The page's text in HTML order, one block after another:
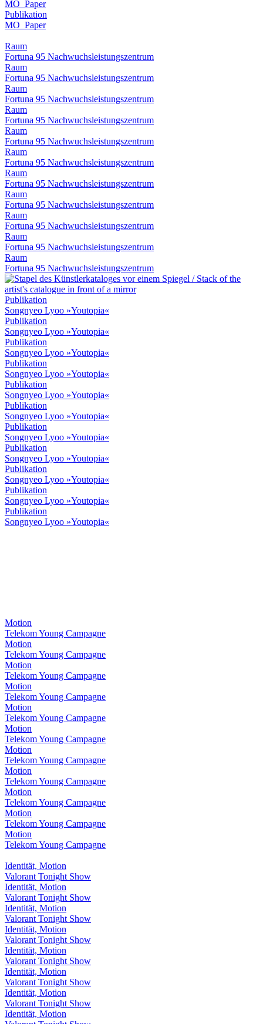
MO_Paper
Publikation
MO_Paper
Raum
Fortuna 95 Nachwuchsleistungszentrum
Raum
Fortuna 95 Nachwuchsleistungszentrum
Raum
Fortuna 95 Nachwuchsleistungszentrum
Raum
Fortuna 95 Nachwuchsleistungszentrum
Raum
Fortuna 95 Nachwuchsleistungszentrum
Raum
Fortuna 95 Nachwuchsleistungszentrum
Raum
Fortuna 95 Nachwuchsleistungszentrum
Raum
Fortuna 95 Nachwuchsleistungszentrum
Raum
Fortuna 95 Nachwuchsleistungszentrum
Raum
Fortuna 95 Nachwuchsleistungszentrum
Raum
Fortuna 95 Nachwuchsleistungszentrum
Publikation
Songnyeo Lyoo »Youtopia«
Publikation
Songnyeo Lyoo »Youtopia«
Publikation
Songnyeo Lyoo »Youtopia«
Publikation
Songnyeo Lyoo »Youtopia«
Publikation
Songnyeo Lyoo »Youtopia«
Publikation
Songnyeo Lyoo »Youtopia«
Publikation
Songnyeo Lyoo »Youtopia«
Publikation
Songnyeo Lyoo »Youtopia«
Publikation
Songnyeo Lyoo »Youtopia«
Publikation
Songnyeo Lyoo »Youtopia«
Publikation
Songnyeo Lyoo »Youtopia«
Motion
Telekom Young Campagne
Motion
Telekom Young Campagne
Motion
Telekom Young Campagne
Motion
Telekom Young Campagne
Motion
Telekom Young Campagne
Motion
Telekom Young Campagne
Motion
Telekom Young Campagne
Motion
Telekom Young Campagne
Motion
Telekom Young Campagne
Motion
Telekom Young Campagne
Motion
Telekom Young Campagne
Identität, Motion
Valorant Tonight Show
Identität, Motion
Valorant Tonight Show
Identität, Motion
Valorant Tonight Show
Identität, Motion
Valorant Tonight Show
Identität, Motion
Valorant Tonight Show
Identität, Motion
Valorant Tonight Show
Identität, Motion
Valorant Tonight Show
Identität, Motion